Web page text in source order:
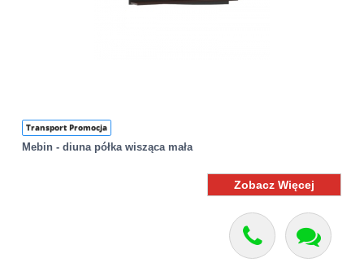
Transport Promocja
Mebin - diuna półka wisząca mała
Zobacz Więcej